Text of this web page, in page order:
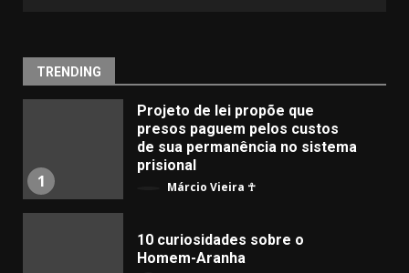
TRENDING
1
Projeto de lei propõe que
presos paguem pelos custos
de sua permanência no sistema
prisional
Márcio Vieira ☥
10 curiosidades sobre o
Homem-Aranha